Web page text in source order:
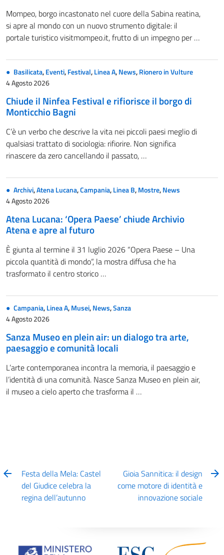
Mompeo, borgo incastonato nel cuore della Sabina reatina,
si apre al mondo con un nuovo strumento digitale: il
portale turistico visitmompeo.it, frutto di un impegno per …
Basilicata,Eventi,Festival,Linea A,News,Rionero in Vulture
4 Agosto 2026
Chiude il Ninfea Festival e rifiorisce il borgo di
Monticchio Bagni
C’è un verbo che descrive la vita nei piccoli paesi meglio di
qualsiasi trattato di sociologia: rifiorire. Non significa
rinascere da zero cancellando il passato, …
Archivi,Atena Lucana,Campania,Linea B,Mostre,News
4 Agosto 2026
Atena Lucana: ‘Opera Paese’ chiude Archivio
Atena e apre al futuro
È giunta al termine il 31 luglio 2026 “Opera Paese – Una
piccola quantità di mondo“, la mostra diffusa che ha
trasformato il centro storico …
Campania,Linea A,Musei,News,Sanza
4 Agosto 2026
Sanza Museo en plein air: un dialogo tra arte,
paesaggio e comunità locali
L’arte contemporanea incontra la memoria, il paesaggio e
l’identità di una comunità. Nasce Sanza Museo en plein air,
il museo a cielo aperto che trasforma il …
Festa della Mela: Castel
del Giudice celebra la
regina dell’autunno
Gioia Sannitica: il design
come motore di identità e
innovazione sociale